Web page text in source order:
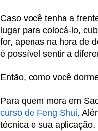
Caso você tenha a
lugar para colocá-lo,
for, apenas na hora de
é possível sentir a
Então, como você
Para quem mora em
curso de Feng Shui.
técnica e sua